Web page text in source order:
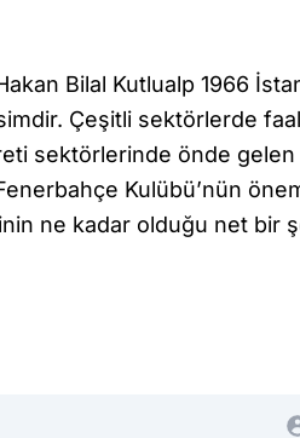
Bilal Kutlualp 1966
Çeşitli sektörlerde
sektörlerinde önde gelen
Kulübü’nün
ne kadar olduğu net bir